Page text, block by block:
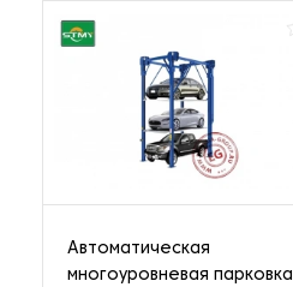
Автоматическая
многоуровневая парковка